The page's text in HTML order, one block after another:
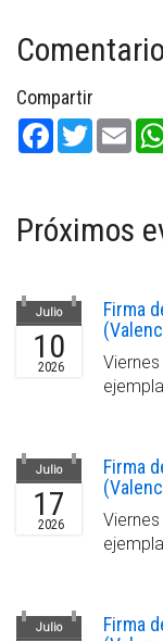
Compartir
Facebook
Twitter
Próximos
Julio
10
2026
Firma
Julio
17
2026
Firma
Julio
Firma